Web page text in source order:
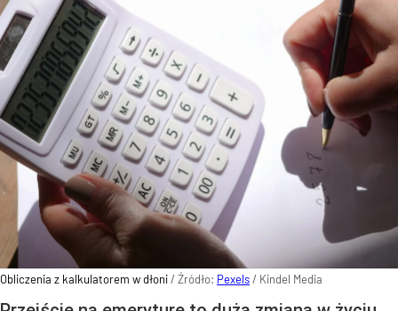
Obliczenia z kalkulatorem w dłoni/ Źródło: Pexels/ Kindel Media